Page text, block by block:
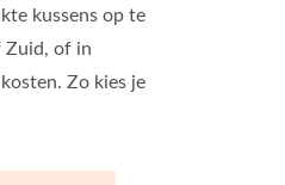
kussens op te
Zuid, of in
Zo kies je